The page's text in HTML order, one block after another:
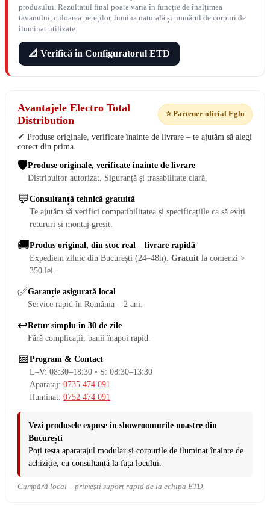
produsului. Rezultatul final poate varia în funcție de înălțimea
tavanului, culoarea pereților, lumina naturală și numărul de corpuri de
iluminat utilizate.
📐 Verifică în Configuratorul ETD
Avantajele Electro Total
Distribution
⭐ Partener oficial Eglo
✔ Produse originale, verificate înainte de livrare – te ajutăm să alegi
corect din prima.
🛡️Produse originale, verificate înainte de livrare
Distribuitor autorizat. Siguranță și trasabilitate clară.
💬Consultanță tehnică gratuită
Te ajutăm să verifici compatibilitatea și specificațiile ca să eviți
retururi și montaj greșit.
🚚Produs original, din stoc real – livrare rapidă
Expediem zilnic din București (24–48h). Gratuit la comenzi >
350 lei.
✅Garanție asigurată local
Service rapid în România – 2 ani.
↩️Retur simplu în 30 de zile
Fără complicații, banii înapoi rapid.
📅Program & Contact
L–V: 08:30–18:30 • S: 08:30–13:30
Aparataj: 0735 474 091
Iluminat: 0752 474 091
Vezi produsele expuse în showroomurile noastre din
București
Poți testa aparatajul modular și corpurile de iluminat înainte de
achiziție, cu consultanță la fața locului.
Cumpără local – primești suport rapid de la echipa ETD.